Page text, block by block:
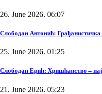
26. June 2026. 06:07
Слободан Антонић:
25. June 2026. 01:25
Слободан Ерић: Хришћанство –
21. June 2026. 05:23